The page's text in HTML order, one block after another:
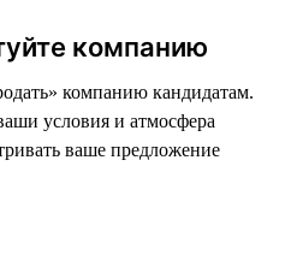
компанию
компанию кандидатам.
условия и атмосфера
ваше предложение